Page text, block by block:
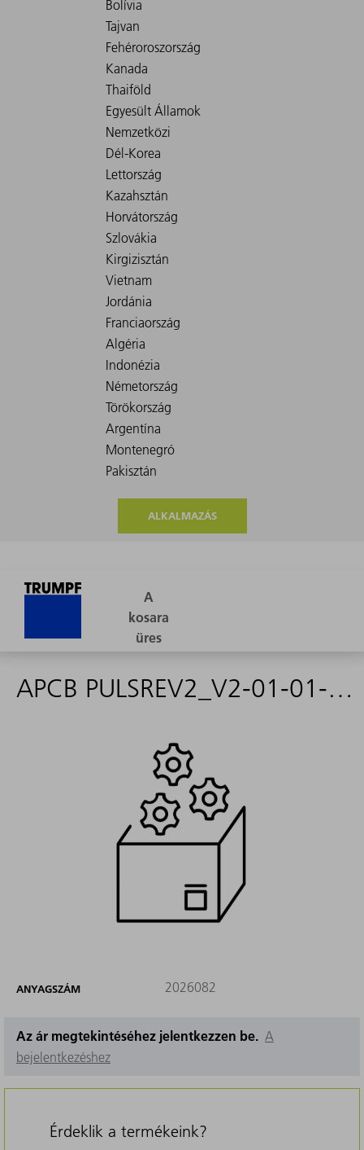
ALKALMAZÁS
APCB PULSREV2_V2-01-01-01 - 2026082
ANYAGSZÁM 2026082
Az ár megtekintéséhez jelentkezzen be. A
bejelentkezéshez
Érdeklik a termékeink?